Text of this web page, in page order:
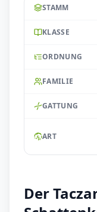
STAMM
KLASSE
ORDNUNG
FAMILIE
GATTUNG
ART
Der